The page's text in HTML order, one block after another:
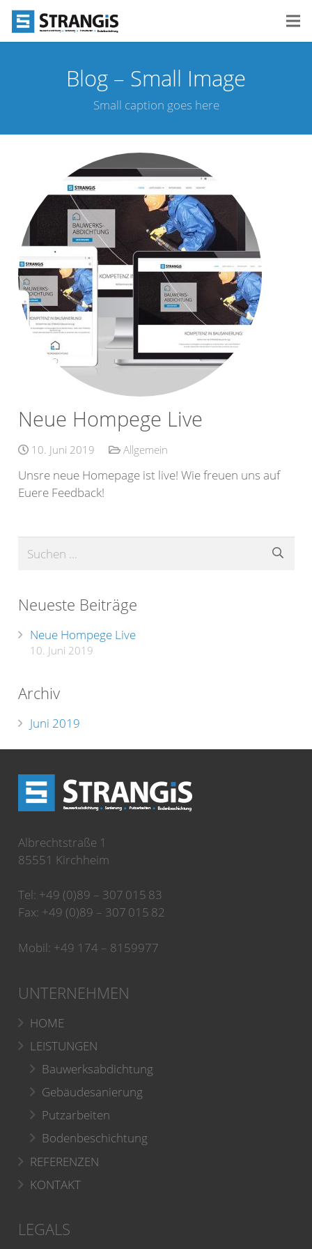
Blog – Small Image
Small caption goes here
Neue Hompege Live
10. Juni 2019 Allgemein
Unsre neue Homepage ist live! Wie freuen uns auf
Euere Feedback!
Neueste Beiträge
Neue Hompege Live
10. Juni 2019
Archiv
Juni 2019
Albrechtstraße 1
85551 Kirchheim
Tel: +49 (0)89 – 307 015 83
Fax: +49 (0)89 – 307 015 82
Mobil: +49 174 – 8159977
UNTERNEHMEN
HOME
LEISTUNGEN
Bauwerksabdichtung
Gebäudesanierung
Putzarbeiten
Bodenbeschichtung
REFERENZEN
KONTAKT
LEGALS